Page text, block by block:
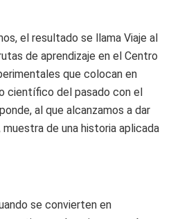
el resultado se llama Viaje al
de aprendizaje en el Centro
que colocan en
científico del pasado con el
al que alcanzamos a dar
de una historia aplicada
se convierten en